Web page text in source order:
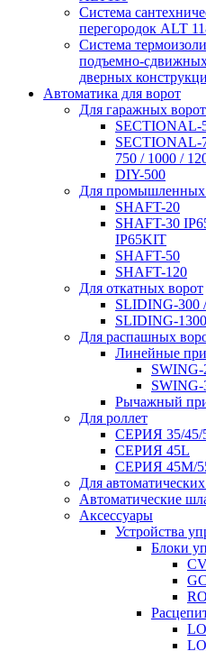
Система
перегородок ALT
Система
подъемно-
дверных
Автоматика для ворот
Для гаражных ворот
SECTIONAL-
SECTIONAL-
750 / 1000 /
DIY-500
Для промышленных
SHAFT-20
SHAFT-30
IP65KIT
SHAFT-50
SHAFT-120
Для откатных ворот
SLIDING-300
SLIDING-
Для распашных
Линейные
SWING-
SWING-
Рычажный
Для роллет
СЕРИЯ 35/45/
СЕРИЯ 45L
СЕРИЯ 45М/
Для
Автоматические
Аксессуары
Устройства
Блоки
GC